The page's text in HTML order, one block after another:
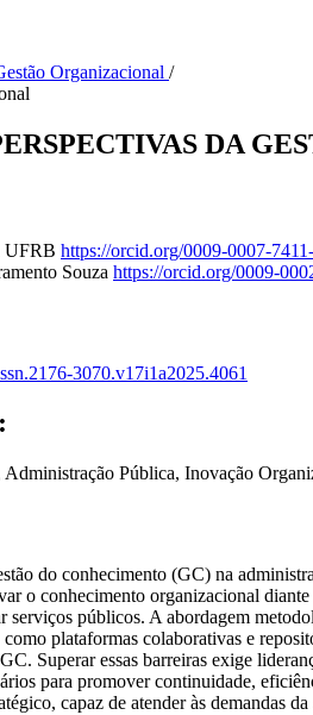
Organizacional /
DA
UFRB https://orcid.org/0009-0007-
Souza https://orcid.org/0009-
3070.v17i1a2025.4061
Administração Pública, Inovação
do conhecimento (GC) na
o conhecimento organizacional
serviços públicos. A abordagem
plataformas colaborativas e
Superar essas barreiras exige
para promover continuidade,
capaz de atender às demandas